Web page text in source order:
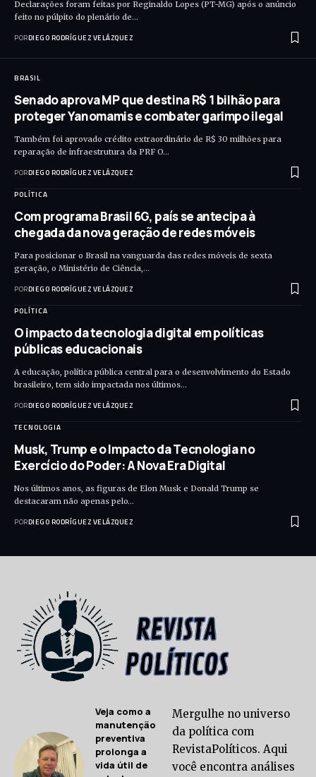
Declarações foram feitas por Reginaldo Lopes (PT-MG) após o anúncio
feito no púlpito do plenário de…
PORDIEGO RODRÍGUEZ VELÁZQUEZ
BRASIL
Senado aprova MP que destina R$ 1 bilhão para
proteger Yanomamis e combater garimpo ilegal
Também foi aprovado crédito extraordinário de R$ 30 milhões para
reparação de infraestrutura da PRF O…
PORDIEGO RODRÍGUEZ VELÁZQUEZ
POLÍTICA
Com programa Brasil 6G, país se antecipa à
chegada da nova geração de redes móveis
Para posicionar o Brasil na vanguarda das redes móveis de sexta
geração, o Ministério de Ciência,…
PORDIEGO RODRÍGUEZ VELÁZQUEZ
POLÍTICA
O impacto da tecnologia digital em políticas
públicas educacionais
A educação, política pública central para o desenvolvimento do Estado
brasileiro, tem sido impactada nos últimos…
PORDIEGO RODRÍGUEZ VELÁZQUEZ
TECNOLOGIA
Musk, Trump e o Impacto da Tecnologia no
Exercício do Poder: A Nova Era Digital
Nos últimos anos, as figuras de Elon Musk e Donald Trump se
destacaram não apenas pelo…
PORDIEGO RODRÍGUEZ VELÁZQUEZ
Veja como a
manutenção
preventiva
prolonga a
vida útil de
Mergulhe no universo
da política com
RevistaPolíticos. Aqui
você encontra análises